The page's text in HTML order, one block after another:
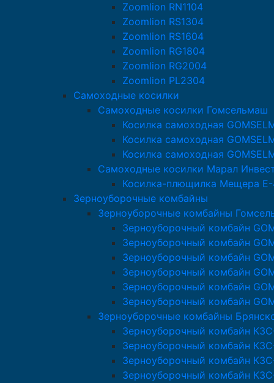
Zoomlion RN1104
Zoomlion RS1304
Zoomlion RS1604
Zoomlion RG1804
Zoomlion RG2004
Zoomlion PL2304
Самоходные косилки
Самоходные косилки Гомсельмаш
Косилка самоходная
Косилка самоходная
Косилка самоходная
Самоходные косилки Марал
Косилка-плющилка Мещера
Зерноуборочные комбайны
Зерноуборочные комбайны
Зерноуборочный комбайн
Зерноуборочный комбайн
Зерноуборочный комбайн
Зерноуборочный комбайн
Зерноуборочный комбайн
Зерноуборочный комбайн
Зерноуборочные комбайны
Зерноуборочный комбайн
Зерноуборочный комбайн
Зерноуборочный комбайн
Зерноуборочный комбайн